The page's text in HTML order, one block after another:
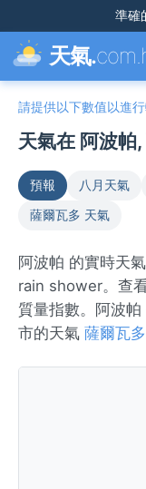
準確
天氣.
請提供以下數值以進
天氣在 阿波
預報 八月天氣
薩爾瓦多 天氣
阿波帕 的實時天
rain shower。查
質量指數。阿波帕
市的天氣 薩爾瓦多